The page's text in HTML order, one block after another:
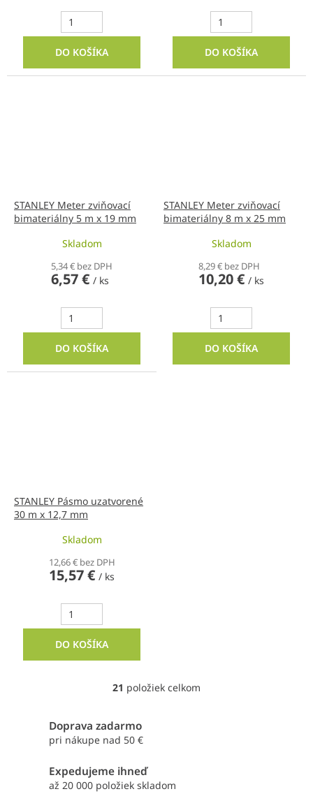
DO KOŠÍKA DO KOŠÍKA
STANLEY Meter zviňovací
bimateriálny 5 m x 19 mm
Skladom
5,34 € bez DPH
6,57 € / ks
DO KOŠÍKA
STANLEY Meter zviňovací
bimateriálny 8 m x 25 mm
Skladom
8,29 € bez DPH
10,20 € / ks
DO KOŠÍKA
STANLEY Pásmo uzatvorené
30 m x 12,7 mm
Skladom
12,66 € bez DPH
15,57 € / ks
DO KOŠÍKA
O
i
21 položiek celkom
Doprava zadarmo
pri nákupe nad 50 €
Expedujeme ihneď
až 20 000 položiek skladom